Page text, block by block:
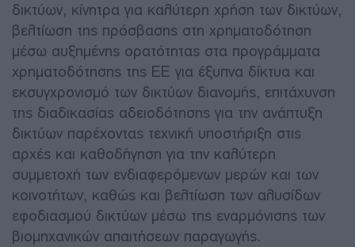
δικτύων, κίνητρα για καλύτερη χρήση των δικτύων,
βελτίωση της πρόσβασης στη χρηματοδότηση
μέσω αυξημένης ορατότητας στα προγράμματα
χρηματοδότησης της ΕΕ για έξυπνα δίκτυα και
εκσυγχρονισμό των δικτύων διανομής, επιτάχυνση
της διαδικασίας αδειοδότησης για την ανάπτυξη
δικτύων παρέχοντας τεχνική υποστήριξη στις
αρχές και καθοδήγηση για την καλύτερη
συμμετοχή των ενδιαφερόμενων μερών και των
κοινοτήτων, καθώς και βελτίωση των αλυσίδων
εφοδιασμού δικτύων μέσω της εναρμόνισης των
βιομηχανικών απαιτήσεων παραγωγής.